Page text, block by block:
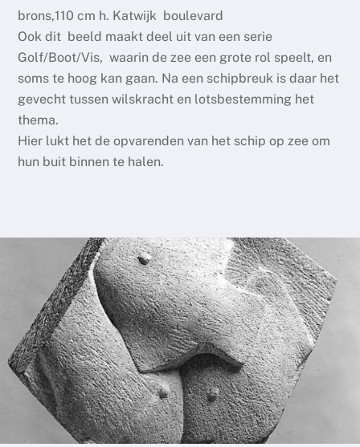
brons,110 cm h. Katwijk boulevard
Ook dit beeld maakt deel uit van een serie
Golf/Boot/Vis, waarin de zee een grote rol speelt, en
soms te hoog kan gaan. Na een schipbreuk is daar het
gevecht tussen wilskracht en lotsbestemming het
thema.
Hier lukt het de opvarenden van het schip op zee om
hun buit binnen te halen.